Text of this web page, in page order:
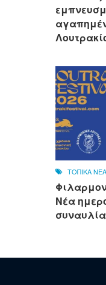
ΤΟΠΙΚΑ ΝΕΑ
Νέα